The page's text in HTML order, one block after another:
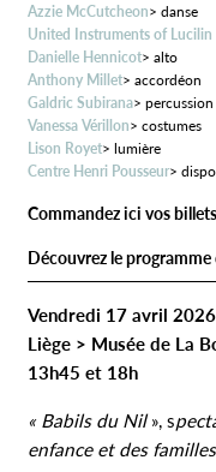
Azzie McCutcheon> danse
United Instruments of Lucilin
Danielle Hennicot> alto
Anthony Millet> accordéon
Galdric Subirana> percussion
Vanessa Vérillon> costumes
Lison Royet> lumière
Centre Henri Pousseur>
Commandez ici vos
Découvrez le programme
Vendredi 17 avril
Liège > Musée de La
13h45 et 18h
« Babils du Nil», s
enfance et des familles